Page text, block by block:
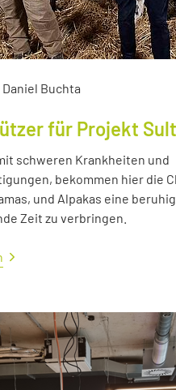
Daniel Buchta
für Projekt
schweren Krankheiten und
bekommen hier die
und Alpakas eine
Zeit zu verbringen.